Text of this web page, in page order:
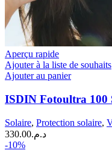
Aperçu rapide
Ajouter à la liste de souhaits
Ajouter au panier
ISDIN Fotoultra 100
Solaire, Protection solaire,
د.م.330.00
-10%